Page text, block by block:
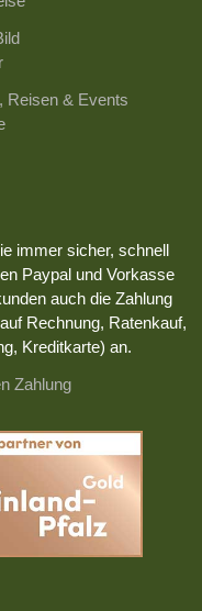
Reisen & Events
immer sicher, schnell
Paypal und Vorkasse
auch die Zahlung
Rechnung, Ratenkauf,
Kreditkarte) an.
Zahlung